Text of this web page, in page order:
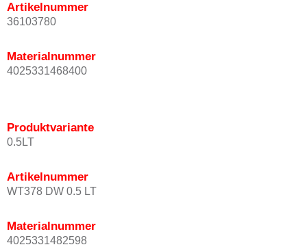
Artikelnummer
36103780
Materialnummer
4025331468400
Produktvariante
0.5LT
Artikelnummer
WT378 DW 0.5 LT
Materialnummer
4025331482598